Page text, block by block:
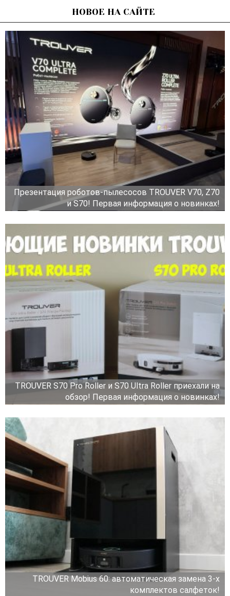
НОВОЕ НА САЙТЕ
Презентация роботов-пылесосов TROUVER V70, Z70
и S70! Первая информация о новинках!
TROUVER S70 Pro Roller и S70 Ultra Roller приехали на
обзор! Первая информация о новинках!
TROUVER Mobius 60: автоматическая замена 3-х
комплектов салфеток!